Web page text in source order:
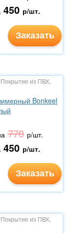
450 р/шт.
Заказать
из ПВХ,
Bonkeel
770 р/шт.
450 р/шт.
Заказать
из ПВХ,